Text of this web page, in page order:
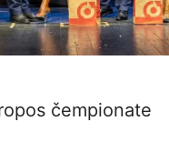
čempionate